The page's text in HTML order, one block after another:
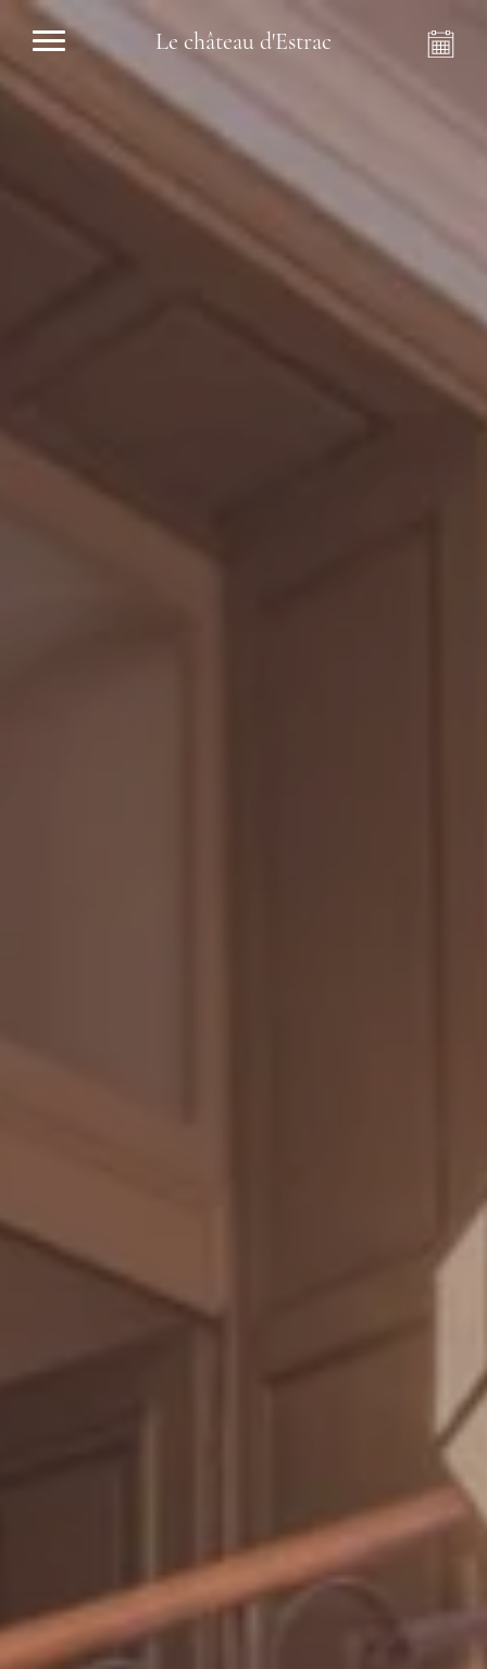
Le château d'Estrac